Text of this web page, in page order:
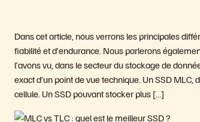
Dans cet article, nous verrons les principales
fiabilité et d’endurance. Nous parlerons
l’avons vu, dans le secteur du stockage de
exact d’un point de vue technique. Un SSD
cellule. Un SSD pouvant stocker plus […]